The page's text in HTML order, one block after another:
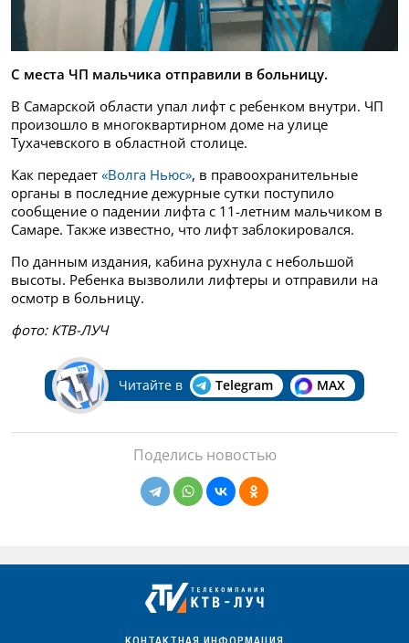
С места ЧП мальчика отправили в больницу.
В Самарской области упал лифт с ребенком внутри. ЧП
произошло в многоквартирном доме на улице
Тухачевского в областной столице.
Как передает «Волга Ньюс», в правоохранительные
органы в последние дежурные сутки поступило
сообщение о падении лифта с 11-летним мальчиком в
Самаре. Также известно, что лифт заблокировался.
По данным издания, кабина рухнула с небольшой
высоты. Ребенка вызволили лифтеры и отправили на
осмотр в больницу.
фото: КТВ-ЛУЧ
Читайте в Telegram MAX
Поделись новостью